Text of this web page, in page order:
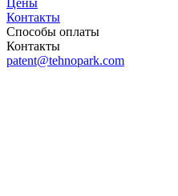
Цены
Контакты
Способы оплаты
Контакты
patent@tehnopark.com